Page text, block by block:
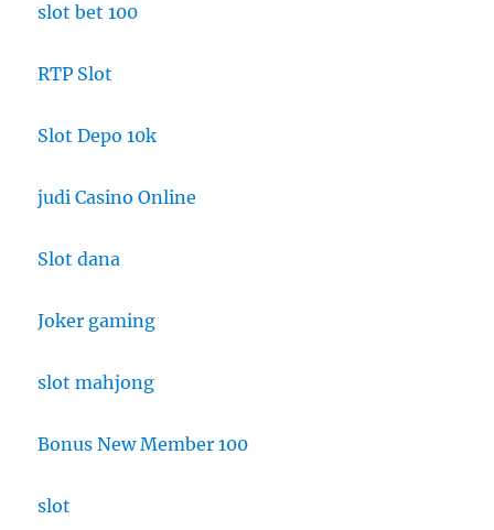
slot bet 100
RTP Slot
Slot Depo 10k
judi Casino Online
Slot dana
Joker gaming
slot mahjong
Bonus New Member 100
slot